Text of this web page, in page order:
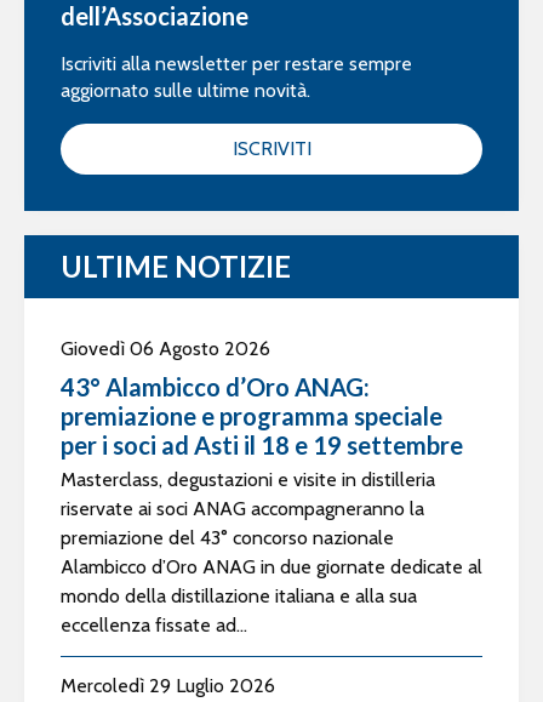
dell’Associazione
Iscriviti alla newsletter per restare sempre
aggiornato sulle ultime novità.
ISCRIVITI
ULTIME NOTIZIE
Giovedì 06 Agosto 2026
43° Alambicco d’Oro ANAG:
premiazione e programma speciale
per i soci ad Asti il 18 e 19 settembre
Masterclass, degustazioni e visite in distilleria
riservate ai soci ANAG accompagneranno la
premiazione del 43° concorso nazionale
Alambicco d’Oro ANAG in due giornate dedicate al
mondo della distillazione italiana e alla sua
eccellenza fissate ad...
Mercoledì 29 Luglio 2026